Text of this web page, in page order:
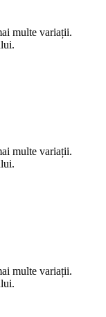
multe variații.
multe variații.
multe variații.